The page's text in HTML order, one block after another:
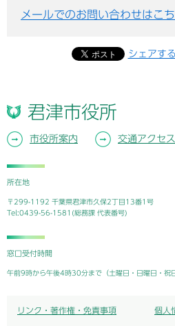
メールでのお問い合わせはこ
シェアする
君津市役所
市役所案内 交通アクセス
所在地
〒299-1192 千葉県君津市久保2丁目13番1号
Tel:0439-56-1581(総務課 代表番号)
窓口受付時間
午前9時から午後4時30分まで（土曜日・日曜日・祝
リンク・著作権・免責事項 個人